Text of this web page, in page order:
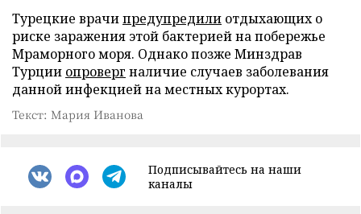
Турецкие врачипредупредили отдыхающих о
риске заражения этой бактерией на побережье
Мраморного моря. Однако позже Минздрав
Турции опроверг наличие случаев заболевания
данной инфекцией на местных курортах.
Текст: Мария Иванова
Подписывайтесь на наши
каналы